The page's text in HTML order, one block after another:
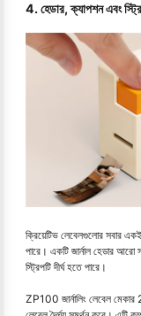
4. হেডার, ক্যাপশন এবং
ক্রিয়েটিভ লেবেলগুলোর সবার
পারে। একটি জার্নাল হেডার আরো
স্ট্রিপটি দীর্ঘ হতে পারে।
ZP100 জার্নালিং লেবেল মেকার